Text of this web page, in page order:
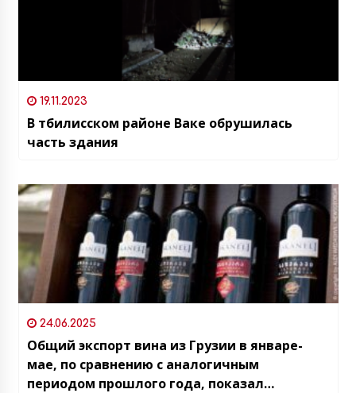
19.11.2023
В тбилисском районе Ваке обрушилась
часть здания
24.06.2025
Общий экспорт вина из Грузии в январе-
мае, по сравнению с аналогичным
периодом прошлого года, показал